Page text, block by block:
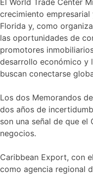
crecimiento
Florida y, como
las oportunidades de
promotores
desarrollo económico y
buscan conectarse
Los dos Memorandos
dos años de
son una señal de que
negocios.
Caribbean Export, con
como agencia regional